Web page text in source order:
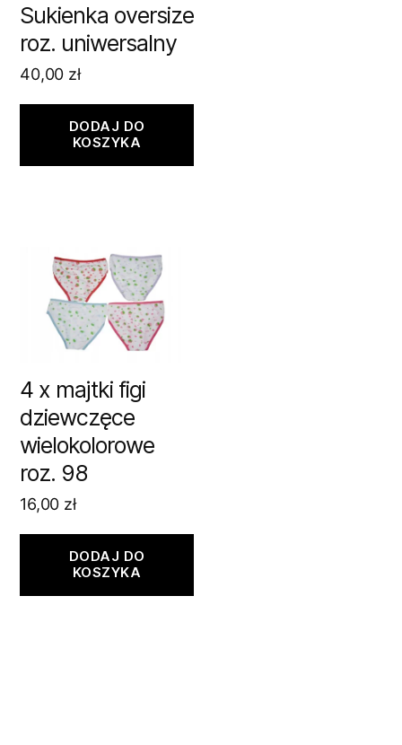
Sukienka oversize
roz. uniwersalny
40,00 zł
DODAJ DO
KOSZYKA
4 x majtki figi
dziewczęce
wielokolorowe
roz. 98
16,00 zł
DODAJ DO
KOSZYKA